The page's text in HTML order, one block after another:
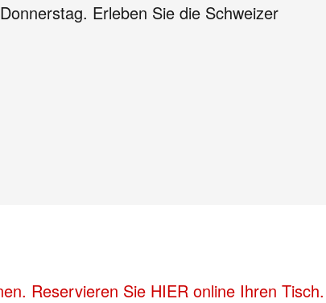
Erleben Sie die Schweizer
Reservieren Sie HIER online Ihren Tisch.